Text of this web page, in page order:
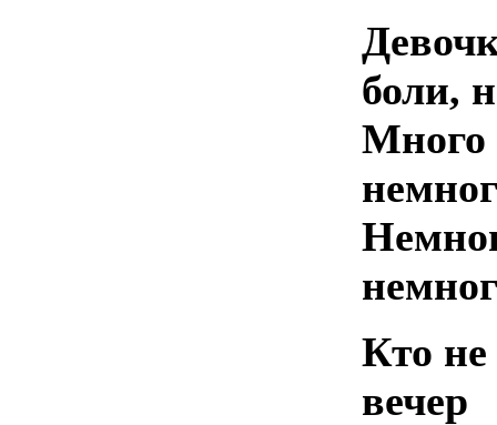
боли,
Много
Кто не
вечер